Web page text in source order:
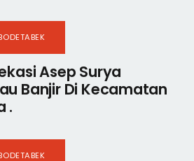
Asep Surya
Banjir Di Kecamatan
.